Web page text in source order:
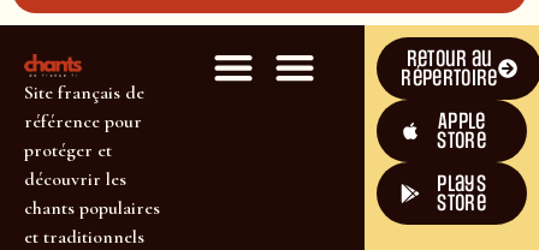
Site français de
référence pour
protéger et
découvrir les
chants populaires
et traditionnels
Retour au
répertoire
Apple
Store
plays
store